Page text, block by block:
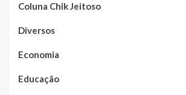
Coluna Chik Jeitoso
Diversos
Economia
Educação